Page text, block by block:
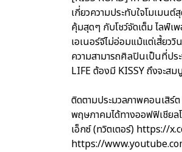
เกี่ยวความประทับใจโมเม
คุ้มสุดๆ กับโชว์จัดเต็ม ไลฟ์เ
เอเนอร์จีไม่อ่อมแม้แต่เสี้ยว
ความสามารถศิลปินเป็นที่ป
LIFE ต้องมี KISSY ถึงจะส
ติดตามประมวลภาพคอนเสิ
พฤษภาคมได้ทางออฟฟิเชีย
เอ็กซ์ (ทวิตเตอร์) https://
https://